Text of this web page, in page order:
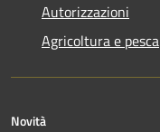
Autorizzazioni
Agricoltura e pesca
Novità